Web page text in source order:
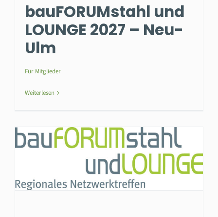
bauFORUMstahl und
LOUNGE 2027 – Neu-
Ulm
Für Mitglieder
Weiterlesen